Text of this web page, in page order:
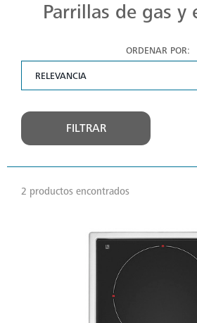
Parrillas de gas y
ORDENAR POR:
FILTRAR
2 productos encontrados